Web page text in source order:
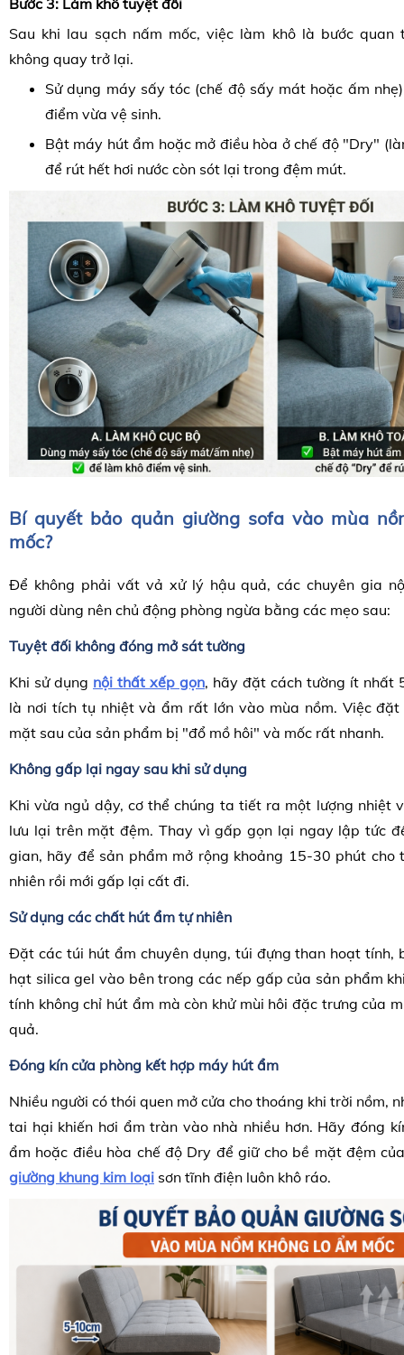
Bước 3: Làm khô tuyệt đối
Sau khi lau sạch nấm mốc, việc làm khô là bước quan
không quay trở lại.
Sử dụng máy sấy tóc (chế độ sấy mát hoặc ấm
điểm vừa vệ sinh.
Bật máy hút ẩm hoặc mở điều hòa ở chế độ "Dry"
để rút hết hơi nước còn sót lại trong đệm mút.
Bí quyết bảo quản giường sofa vào mùa
mốc?
Để không phải vất vả xử lý hậu quả, các chuyên gia
người dùng nên chủ động phòng ngừa bằng các mẹo sau:
Tuyệt đối không đóng mở sát tường
Khi sử dụng nội thất xếp gọn, hãy đặt cách tường ít nhất
là nơi tích tụ nhiệt và ẩm rất lớn vào mùa nồm. Việc
mặt sau của sản phẩm bị "đổ mồ hôi" và mốc rất nhanh.
Không gấp lại ngay sau khi sử dụng
Khi vừa ngủ dậy, cơ thể chúng ta tiết ra một lượng nhiệt
lưu lại trên mặt đệm. Thay vì gấp gọn lại ngay lập tức
gian, hãy để sản phẩm mở rộng khoảng 15-30 phút cho
nhiên rồi mới gấp lại cất đi.
Sử dụng các chất hút ẩm tự nhiên
Đặt các túi hút ẩm chuyên dụng, túi đựng than hoạt tính,
hạt silica gel vào bên trong các nếp gấp của sản phẩm
tính không chỉ hút ẩm mà còn khử mùi hôi đặc trưng của
quả.
Đóng kín cửa phòng kết hợp máy hút ẩm
Nhiều người có thói quen mở cửa cho thoáng khi trời nồm,
tai hại khiến hơi ẩm tràn vào nhà nhiều hơn. Hãy đóng
ẩm hoặc điều hòa chế độ Dry để giữ cho bề mặt đệm
giường khung kim loại sơn tĩnh điện luôn khô ráo.